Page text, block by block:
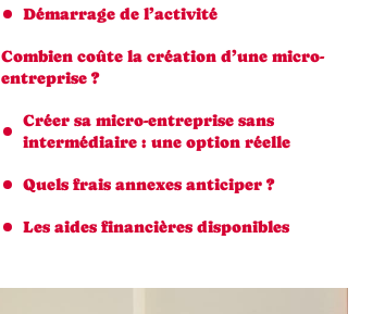
Démarrage de l’activité
Combien coûte la création d’une micro-
entreprise ?
Créer sa micro-entreprise sans
intermédiaire : une option réelle
Quels frais annexes anticiper ?
Les aides financières disponibles